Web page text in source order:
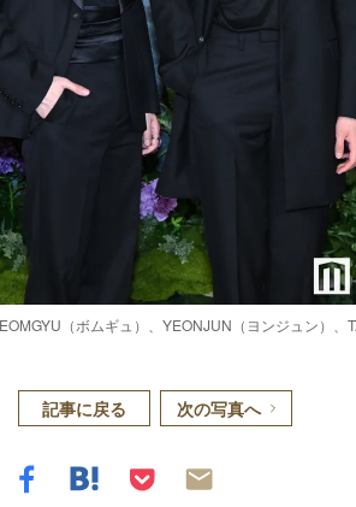
（ボムギュ）、YEONJUN（ヨンジュン）、
記事に戻る 次の写真へ